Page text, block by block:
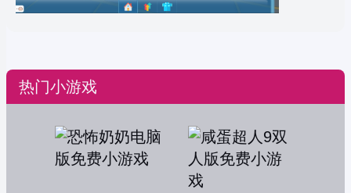
热门小游戏